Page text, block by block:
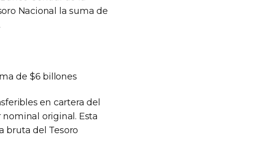
Nacional la suma de
de $6 billones
en cartera del
nominal original. Esta
bruta del Tesoro